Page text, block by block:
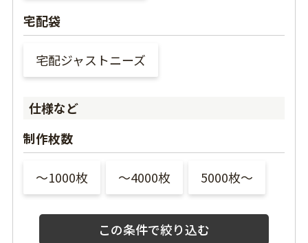
宅配袋
宅配ジャストニーズ
仕様など
制作枚数
〜1000枚 〜4000枚 5000枚〜